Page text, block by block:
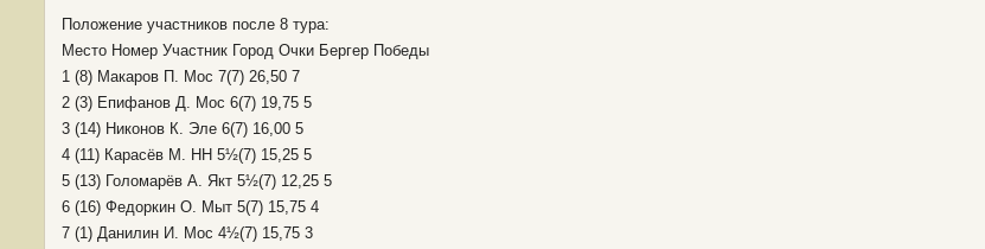
Положение участников после 8 тура:
Место Номер Участник Город Очки Бергер Победы
1 (8) Макаров П. Мос 7(7) 26,50 7
2 (3) Епифанов Д. Мос 6(7) 19,75 5
3 (14) Никонов К. Эле 6(7) 16,00 5
4 (11) Карасёв М. НН 5½(7) 15,25 5
5 (13) Голомарёв А. Якт 5½(7) 12,25 5
6 (16) Федоркин О. Мыт 5(7) 15,75 4
7 (1) Данилин И. Мос 4½(7) 15,75 3